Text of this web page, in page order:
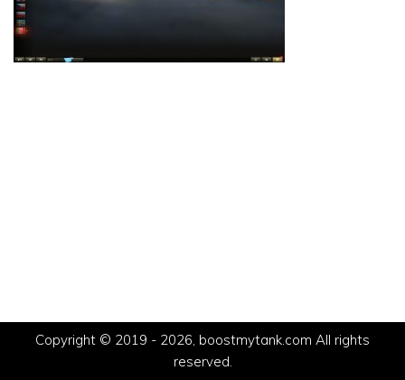
Copyright © 2019 - 2026, boostmytank.com All rights
reserved.